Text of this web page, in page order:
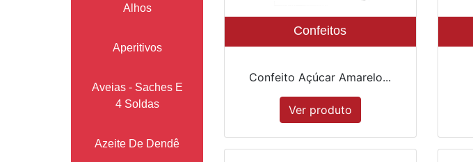
Alhos
Aperitivos
Aveias - Saches E
4 Soldas
Azeite De Dendê
Confeitos
Confeito Açúcar Amarelo...
Ver produto